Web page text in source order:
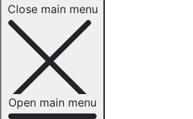
Close main menu
Open main menu